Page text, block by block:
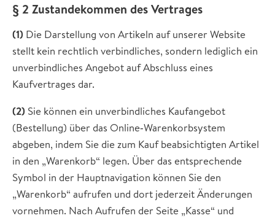
§ 2 Zustandekommen des Vertrages
(1) Die Darstellung von Artikeln auf unserer Website
stellt kein rechtlich verbindliches, sondern lediglich ein
unverbindliches Angebot auf Abschluss eines
Kaufvertrages dar.
(2) Sie können ein unverbindliches Kaufangebot
(Bestellung) über das Online‐Warenkorbsystem
abgeben, indem Sie die zum Kauf beabsichtigten Artikel
in den „Warenkorb“ legen. Über das entsprechende
Symbol in der Hauptnavigation können Sie den
„Warenkorb“ aufrufen und dort jederzeit Änderungen
vornehmen. Nach Aufrufen der Seite „Kasse“ und